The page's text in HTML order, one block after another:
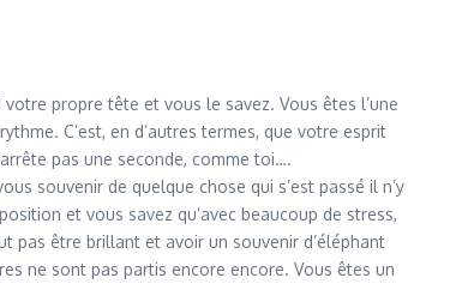
propre tête et vous le savez. Vous êtes l’une
C’est, en d’autres termes, que votre esprit
pas une seconde, comme toi….
souvenir de quelque chose qui s’est passé il n’y
et vous savez qu’avec beaucoup de stress,
pas être brillant et avoir un souvenir d’éléphant
ne sont pas partis encore encore. Vous êtes un